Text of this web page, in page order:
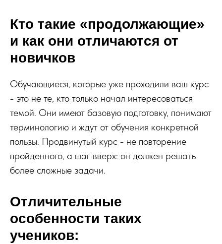
Кто такие «продолжающие»
и как они отличаются от
новичков
Обучающиеся, которые уже проходили ваш курс
- это не те, кто только начал интересоваться
темой. Они имеют базовую подготовку, понимают
терминологию и ждут от обучения конкретной
пользы. Продвинутый курс - не повторение
пройденного, а шаг вверх: он должен решать
более сложные задачи.
Отличительные
особенности таких
учеников: